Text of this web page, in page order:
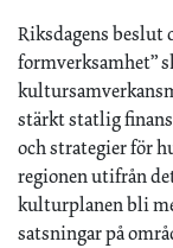
Riksdagens beslut
formverksamhet”
stärkt statlig
och strategier för
regionen utifrån
kulturplanen bli
satsningar på